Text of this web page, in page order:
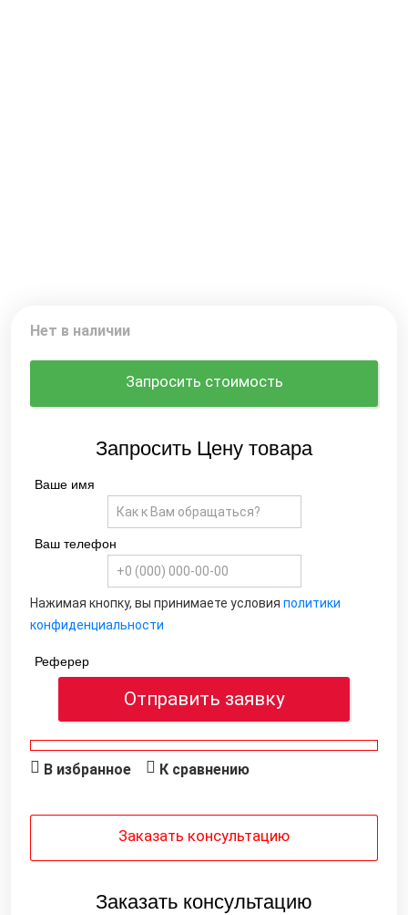
Нет в наличии
Запросить стоимость
Запросить Цену товара
Ваше имя
Ваш телефон
Нажимая кнопку, вы принимаете условияполитики
конфиденциальности
Реферер
Отправить заявку
В избранное К сравнению
Заказать консультацию
Заказать консультацию